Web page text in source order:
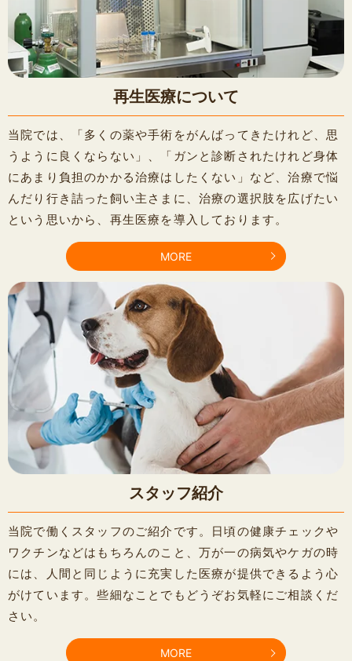
再生医療について
当院では、「多くの薬や手術をがんばってきたけれど、思
うように良くならない」、「ガンと診断されたけれど身体
にあまり負担のかかる治療はしたくない」など、治療で悩
んだり行き詰った飼い主さまに、治療の選択肢を広げたい
という思いから、再生医療を導入しております。
MORE
スタッフ紹介
当院で働くスタッフのご紹介です。日頃の健康チェックや
ワクチンなどはもちろんのこと、万が一の病気やケガの時
には、人間と同じように充実した医療が提供できるよう心
がけています。些細なことでもどうぞお気軽にご相談くだ
さい。
MORE